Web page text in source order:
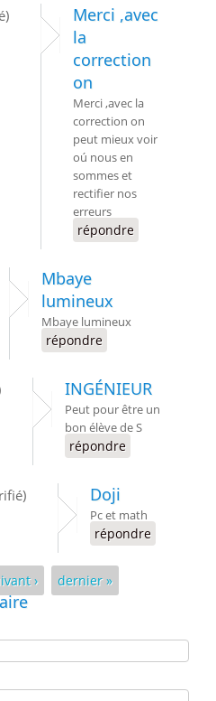
Merci ,avec
la
correction
on
Merci ,avec la
correction on
peut mieux voir
oú nous en
sommes et
rectifier nos
erreurs
répondre
Mbaye
lumineux
Mbaye lumineux
répondre
INGÉNIEUR
Peut pour être un
bon élève de S
répondre
Doji
Pc et math
répondre
› dernier »